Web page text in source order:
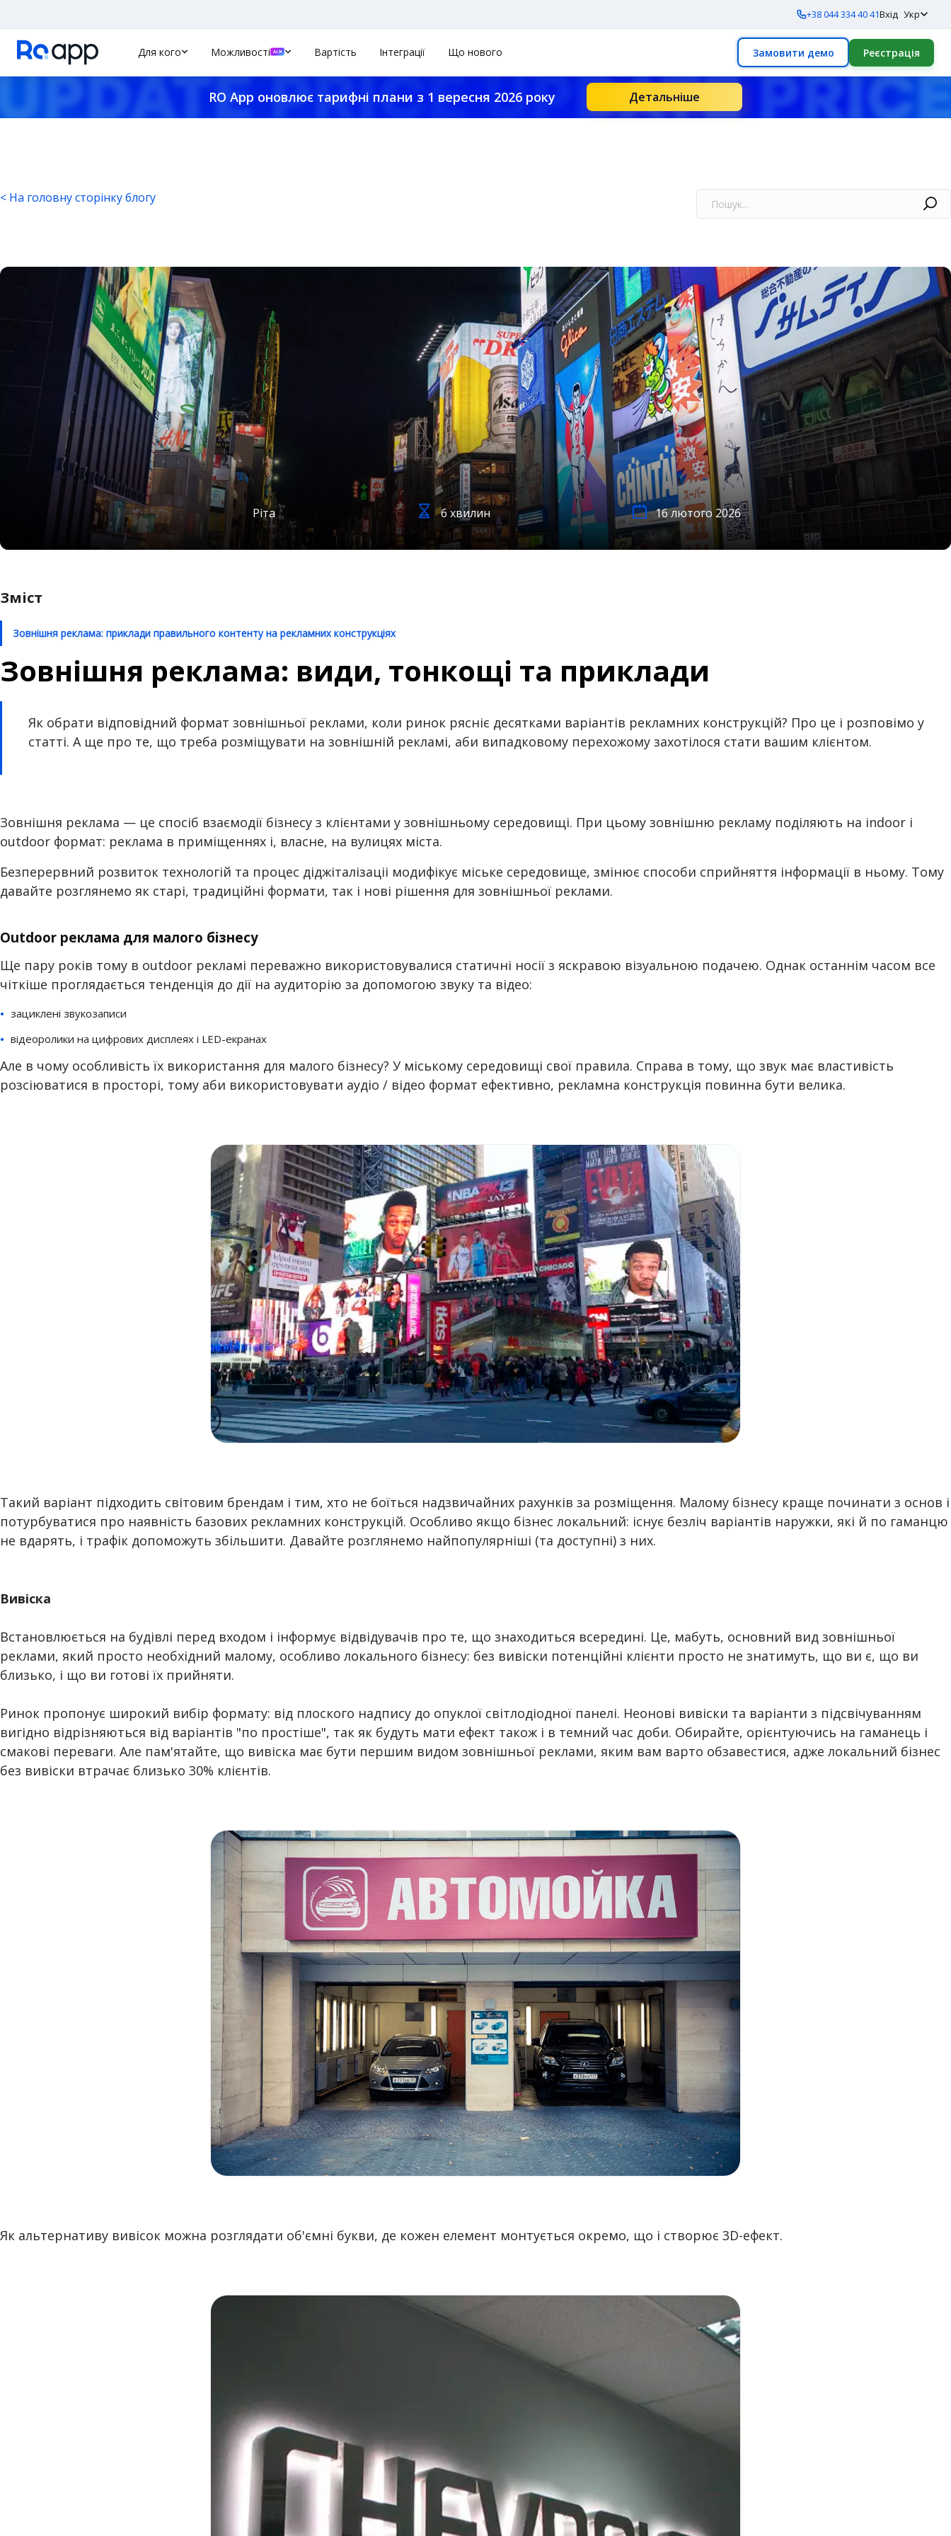
+38 044 334 40 41Вхід Укр
Для кого Можливості Вартість Інтеграції Що нового Замовити демо Реєстрація
RO App оновлює тарифні плани з 1 вересня 2026 року Детальніше
< На головну сторінку блогу
Ріта 6 хвилин 16 лютого 2026
Зміст
Зовнішня реклама: приклади правильного контенту на рекламних конструкціях
Зовнішня реклама: види, тонкощі та приклади
Як обрати відповідний формат зовнішньої реклами, коли ринок рясніє десятками варіантів рекламних конструкцій? Про це і розповімо у
статті. А ще про те, що треба розміщувати на зовнішній рекламі, аби випадковому перехожому захотілося стати вашим клієнтом.
Зовнішня реклама — це спосіб взаємодії бізнесу з клієнтами у зовнішньому середовищі. При цьому зовнішню рекламу поділяють на indoor і
outdoor формат: реклама в приміщеннях і, власне, на вулицях міста.
Безперервний розвиток технологій та процес діджіталізаціі модифікує міське середовище, змінює способи сприйняття інформації в ньому. Тому
давайте розглянемо як старі, традиційні формати, так і нові рішення для зовнішньої реклами.
Outdoor реклама для малого бізнесу
Ще пару років тому в outdoor рекламі переважно використовувалися статичні носії з яскравою візуальною подачею. Однак останнім часом все
чіткіше проглядається тенденція до дії на аудиторію за допомогою звуку та відео:
зациклені звукозаписи
відеоролики на цифрових дисплеях і LED-екранах
Але в чому особливість їх використання для малого бізнесу? У міському середовищі свої правила. Справа в тому, що звук має властивість
розсіюватися в просторі, тому аби використовувати аудіо / відео формат ефективно, рекламна конструкція повинна бути велика.
Такий варіант підходить світовим брендам і тим, хто не боїться надзвичайних рахунків за розміщення. Малому бізнесу краще починати з основ і
потурбуватися про наявність базових рекламних конструкцій. Особливо якщо бізнес локальний: існує безліч варіантів наружки, які й по гаманцю
не вдарять, і трафік допоможуть збільшити. Давайте розглянемо найпопулярніші (та доступні) з них.
Вивіска
Встановлюється на будівлі перед входом і інформує відвідувачів про те, що знаходиться всередині. Це, мабуть, основний вид зовнішньої
реклами, який просто необхідний малому, особливо локального бізнесу: без вивіски потенційні клієнти просто не знатимуть, що ви є, що ви
близько, і що ви готові їх прийняти.
Ринок пропонує широкий вибір формату: від плоского надпису до опуклої світлодіодної панелі. Неонові вивіски та варіанти з підсвічуванням
вигідно відрізняються від варіантів "по простіше", так як будуть мати ефект також і в темний час доби. Обирайте, орієнтуючись на гаманець і
смакові переваги. Але пам'ятайте, що вивіска має бути першим видом зовнішньої реклами, яким вам варто обзавестися, адже локальний бізнес
без вивіски втрачає близько 30% клієнтів.
Як альтернативу вивісок можна розглядати об'ємні букви, де кожен елемент монтується окремо, що і створює 3D-ефект.